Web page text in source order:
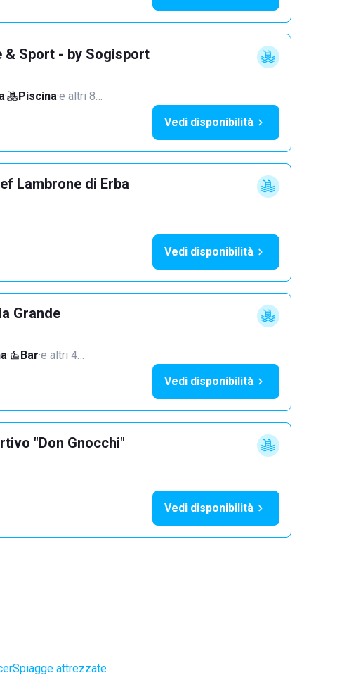
& Sport - by Sogisport
· Piscina·e altri 8…
Vedi disponibilità
Lambrone di Erba
Vedi disponibilità
Grande
· Bar·e altri 4…
Vedi disponibilità
"Don Gnocchi"
Vedi disponibilità
Spiagge attrezzate